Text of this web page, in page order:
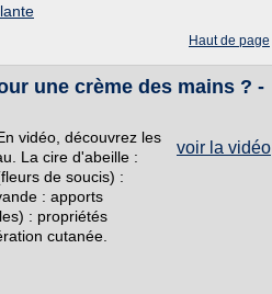
Haut de page
une crème des mains ? -
voir la vidéo
vidéo, découvrez les
La cire d'abeille :
de soucis) :
: apports
: propriétés
cutanée.